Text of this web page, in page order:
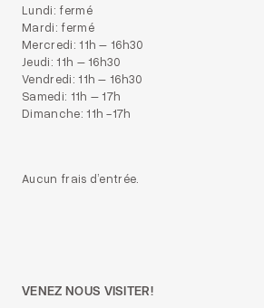
Lundi: fermé
Mardi: fermé
Mercredi: 11h – 16h30
Jeudi: 11h – 16h30
Vendredi: 11h – 16h30
Samedi: 11h – 17h
Dimanche: 11h -17h
Aucun frais d’entrée.
VENEZ NOUS VISITER!